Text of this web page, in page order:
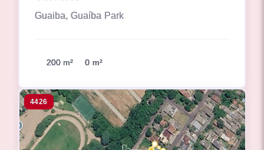
Guaiba, Guaíba Park
200 m² 0 m²
4426